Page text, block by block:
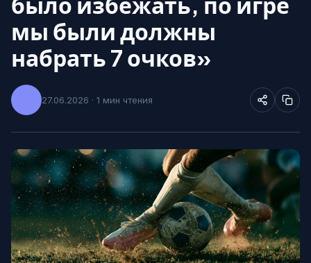
мы были должны
набрать 7 очков»
27.06.2026 · 1 мин чтения